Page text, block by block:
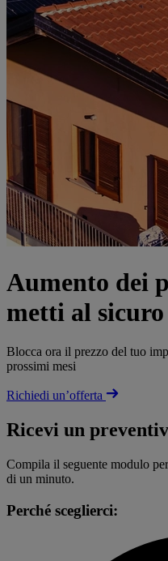
Aumento dei
metti al
Blocca ora il prezzo del tuo
prossimi mesi
Richiedi un’offerta
Ricevi un
Compila il seguente modulo
di un minuto.
Perché sceglierci: